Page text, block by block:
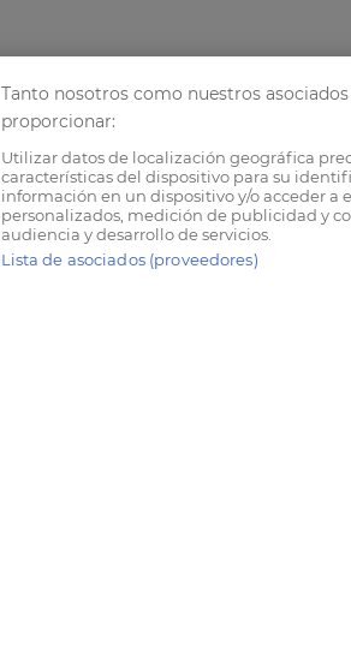
Tanto nosotros como nuestros
proporcionar:
Utilizar datos de localización geográfica
características del dispositivo para su
información en un dispositivo y/o acceder a
personalizados, medición de publicidad y
audiencia y desarrollo de servicios.
Lista de asociados (proveedores)